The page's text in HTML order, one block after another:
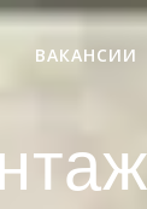
ВАКАНСИИ